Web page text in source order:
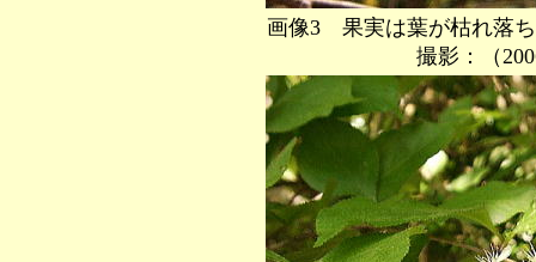
画像3 果実は葉が枯れ落
撮影：（